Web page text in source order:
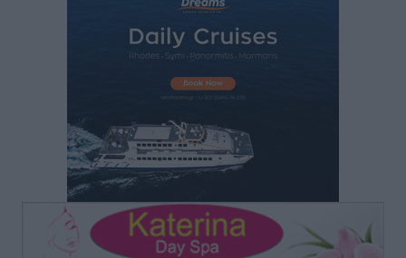
πριν 2 ώρες
Στα 2-2,35 GW ο στόχος για τα πρώτα υπεράκτια
Ειδήσεις• πριν 4 ώρες
Η Ελλάδα κρατά το τουριστικό momentum, παρά τις
γεωπολιτικές αναταράξεις
Ειδήσεις πριν 4 ώρες